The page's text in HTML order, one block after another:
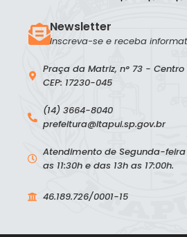
Praça da Matriz, n° 73 - Centro
CEP: 17230-045
(14) 3664-8040
prefeitura@itapui.sp.gov.br
Atendimento de Segunda-
as 11:30h e das 13h as 17:00h.
46.189.726/0001-15
Newsletter
Inscreva-se e receba